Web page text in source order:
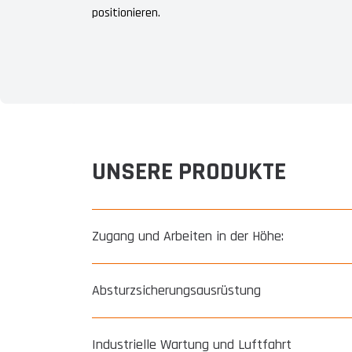
positionieren.
UNSERE PRODUKTE
Zugang und Arbeiten in der Höhe:
Leitern, Trittleitern und Stehleitern
Einzelne Rollbühnen und leichte Einzelrollbühnen
Absturzsicherungsausrüstung
Industrielle Wartung und Luftfahrt